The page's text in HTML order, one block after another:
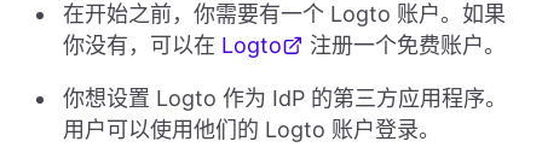
在开始之前，你需要有一个 Logto 账户。如果
你没有，可以在 Logto 注册一个免费账户。
你想设置 Logto 作为 IdP 的第三方应用程序。
用户可以使用他们的 Logto 账户登录。